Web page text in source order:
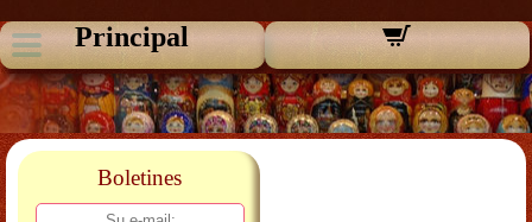
Principal
Boletines